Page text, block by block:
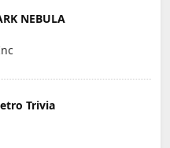
NEBULA
Trivia